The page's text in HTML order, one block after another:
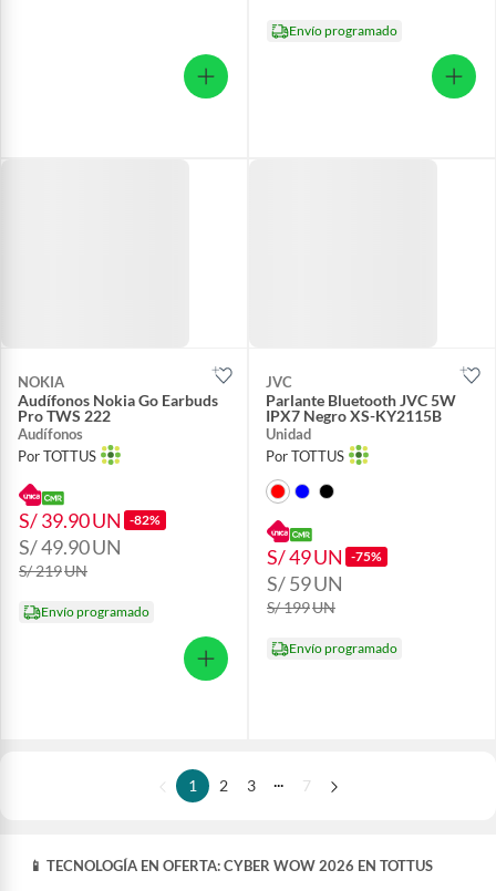
Envío programado
NOKIA
Audífonos Nokia Go Earbuds
Pro TWS 222
Audífonos
Por TOTTUS
S/ 39.90UN -82%
S/ 49.90UN
S/ 219UN
Envío programado
JVC
Parlante Bluetooth JVC 5W
IPX7 Negro XS-KY2115B
Unidad
Por TOTTUS
S/ 49UN -75%
S/ 59UN
S/ 199UN
Envío programado
1 2 3 ... 7
📱 TECNOLOGÍA EN OFERTA: CYBER WOW 2026 EN TOTTUS